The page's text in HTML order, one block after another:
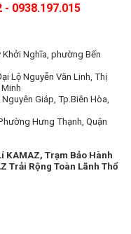
- 0938.197.015
Nghĩa, phường Bến
Lộ Nguyễn Văn Linh, Thị
Giáp, Tp.Biên Hòa,
Hưng Thạnh, Quận
KAMAZ, Trạm Bảo Hành
Trải Rộng Toàn Lãnh Thổ